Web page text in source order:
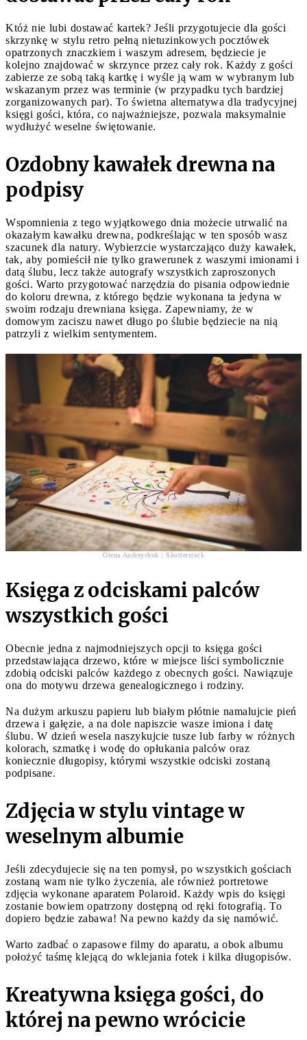
Któż nie lubi dostawać kartek? Jeśli przygotujecie dla gości
skrzynkę w stylu retro pełną nietuzinkowych pocztówek
opatrzonych znaczkiem i waszym adresem, będziecie je
kolejno znajdować w skrzynce przez cały rok. Każdy z gości
zabierze ze sobą taką kartkę i wyśle ją wam w wybranym lub
wskazanym przez was terminie (w przypadku tych bardziej
zorganizowanych par). To świetna alternatywa dla tradycyjnej
księgi gości, która, co najważniejsze, pozwala maksymalnie
wydłużyć weselne świętowanie.
Ozdobny kawałek drewna na
podpisy
Wspomnienia z tego wyjątkowego dnia możecie utrwalić na
okazałym kawałku drewna, podkreślając w ten sposób wasz
szacunek dla natury. Wybierzcie wystarczająco duży kawałek,
tak, aby pomieścił nie tylko grawerunek z waszymi imionami i
datą ślubu, lecz także autografy wszystkich zaproszonych
gości. Warto przygotować narzędzia do pisania odpowiednie
do koloru drewna, z którego będzie wykonana ta jedyna w
swoim rodzaju drewniana księga. Zapewniamy, że w
domowym zaciszu nawet długo po ślubie będziecie na nią
patrzyli z wielkim sentymentem.
Olena Andreychuk | Shutterstock
Księga z odciskami palców
wszystkich gości
Obecnie jedna z najmodniejszych opcji to księga gości
przedstawiająca drzewo, które w miejsce liści symbolicznie
zdobią odciski palców każdego z obecnych gości. Nawiązuje
ona do motywu drzewa genealogicznego i rodziny.
Na dużym arkuszu papieru lub białym płótnie namalujcie pień
drzewa i gałęzie, a na dole napiszcie wasze imiona i datę
ślubu. W dzień wesela naszykujcie tusze lub farby w różnych
kolorach, szmatkę i wodę do opłukania palców oraz
koniecznie długopisy, którymi wszystkie odciski zostaną
podpisane.
Zdjęcia w stylu vintage w
weselnym albumie
Jeśli zdecydujecie się na ten pomysł, po wszystkich gościach
zostaną wam nie tylko życzenia, ale również portretowe
zdjęcia wykonane aparatem Polaroid. Każdy wpis do księgi
zostanie bowiem opatrzony dostępną od ręki fotografią. To
dopiero będzie zabawa! Na pewno każdy da się namówić.
Warto zadbać o zapasowe filmy do aparatu, a obok albumu
położyć taśmę klejącą do wklejania fotek i kilka długopisów.
Kreatywna księga gości, do
której na pewno wrócicie